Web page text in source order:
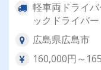
軽車両ドライ
ックドライバー
広島県広島市
160,000円～